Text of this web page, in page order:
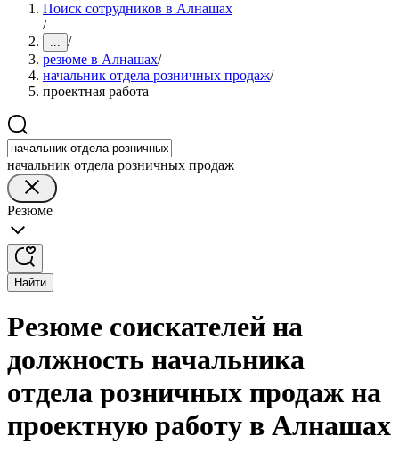
Поиск сотрудников в Алнашах
/
... /
резюме в Алнашах/
начальник отдела розничных продаж/
проектная работа
начальник отдела розничных продаж
Резюме
Найти
Резюме соискателей на
должность начальника
отдела розничных продаж на
проектную работу в Алнашах